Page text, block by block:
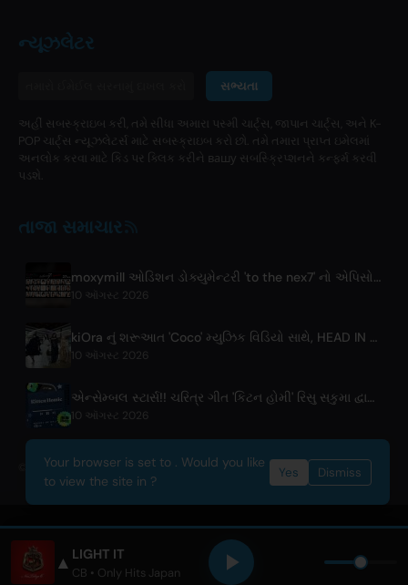
ન્યૂઝલેટર
સભ્યતા
અહીં સબસ્ક્રાઇબ કરી, તમે સીધા અમારા પસ્મી ચાર્ટ્સ, જાપાન ચાર્ટ્સ, અને K-
POP ચાર્ટ્સ ન્યૂઝલેટર્સ માટે સબસ્ક્રાઇબ કરો છો. તમે તમારા પ્રાપ્ત ઇમેલમાં
અનલોક કરવા માટે કિડ પર ક્લિક કરીને вашу સબસ્ક્રિપ્શનને કન્ફર્મ કરવી
પડશે.
તાજા સમાચાર
moxymill ઓડિશન ડોક્યુમેન્ટરી 'to the nex7' નો એપિસોડ 1 રિલીઝ
10 ઑગસ્ટ 2026
kiOra નું શરૂઆત 'Coco' મ્યુઝિક વિડિયો સાથે, HEAD IN THE CLOUDS LA પર પ્રીમિયર
10 ઑગસ્ટ 2026
એન્સેમ્બલ સ્ટાર્સ!! ચરિત્ર ગીત 'કિટન હોમી' રિસુ સકુમા દ્વારા વિશ્વભરમાં રિલીઝ
10 ઑગસ્ટ 2026
© 2026 OnlyHit. All rights reserved. - Metadata provided byACRCloud
▲ LIGHT IT
CB • Only Hits Japan
Your browser is set to . Would you like
to view the site in ?
Yes Dismiss